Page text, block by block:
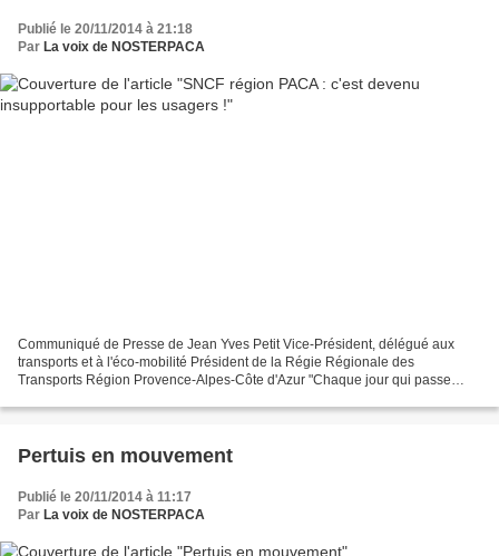
Publié le 20/11/2014 à 21:18
Par La voix de NOSTERPACA
Communiqué de Presse de Jean Yves Petit Vice-Président, délégué aux
transports et à l'éco-mobilité Président de la Régie Régionale des
Transports Région Provence-Alpes-Côte d'Azur "Chaque jour qui passe
Pertuis en mouvement
Publié le 20/11/2014 à 11:17
Par La voix de NOSTERPACA